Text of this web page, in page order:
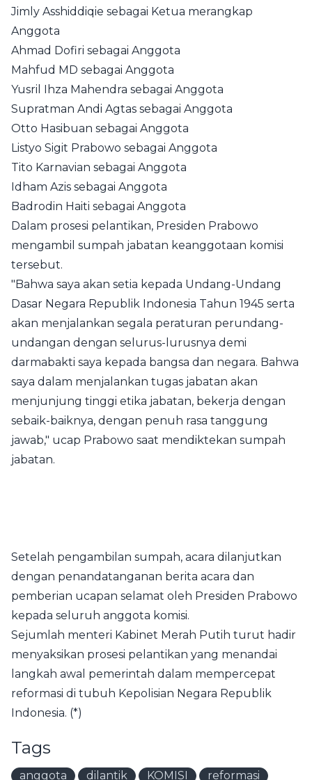
Jimly Asshiddiqie sebagai Ketua merangkap
Anggota
Ahmad Dofiri sebagai Anggota
Mahfud MD sebagai Anggota
Yusril Ihza Mahendra sebagai Anggota
Supratman Andi Agtas sebagai Anggota
Otto Hasibuan sebagai Anggota
Listyo Sigit Prabowo sebagai Anggota
Tito Karnavian sebagai Anggota
Idham Azis sebagai Anggota
Badrodin Haiti sebagai Anggota
Dalam prosesi pelantikan, Presiden Prabowo
mengambil sumpah jabatan keanggotaan komisi
tersebut.
"Bahwa saya akan setia kepada Undang-Undang
Dasar Negara Republik Indonesia Tahun 1945 serta
akan menjalankan segala peraturan perundang-
undangan dengan selurus-lurusnya demi
darmabakti saya kepada bangsa dan negara. Bahwa
saya dalam menjalankan tugas jabatan akan
menjunjung tinggi etika jabatan, bekerja dengan
sebaik-baiknya, dengan penuh rasa tanggung
jawab," ucap Prabowo saat mendiktekan sumpah
jabatan.
Setelah pengambilan sumpah, acara dilanjutkan
dengan penandatanganan berita acara dan
pemberian ucapan selamat oleh Presiden Prabowo
kepada seluruh anggota komisi.
Sejumlah menteri Kabinet Merah Putih turut hadir
menyaksikan prosesi pelantikan yang menandai
langkah awal pemerintah dalam mempercepat
reformasi di tubuh Kepolisian Negara Republik
Indonesia. (*)
Tags
anggota dilantik KOMISI reformasi